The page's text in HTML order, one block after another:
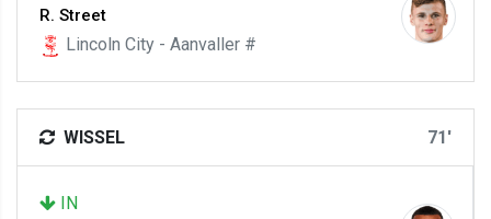
R. Street
Lincoln City - Aanvaller #
WISSEL 71'
IN